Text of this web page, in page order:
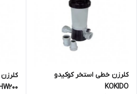
کلرزن خطی استخر کوکیدو
KOKIDO